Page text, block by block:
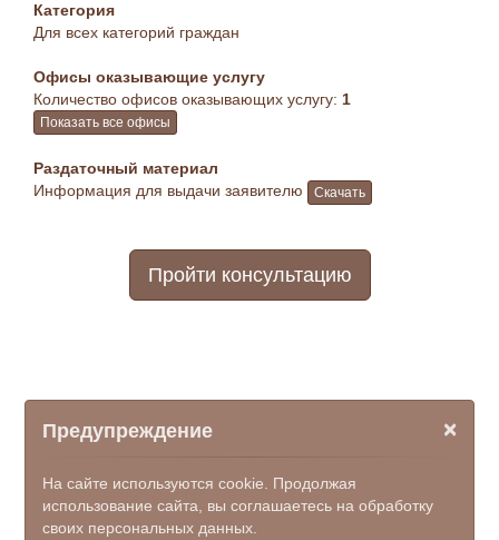
Категория
Для всех категорий граждан
Офисы оказывающие услугу
Количество офисов оказывающих услугу: 1
Показать все офисы
Раздаточный материал
Информация для выдачи заявителю
Скачать
Пройти консультацию
×
Предупреждение
На сайте используются cookie. Продолжая
использование сайта, вы соглашаетесь на обработку
своих персональных данных.